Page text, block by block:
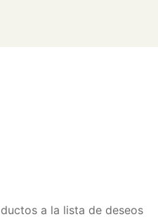
a la lista de deseos